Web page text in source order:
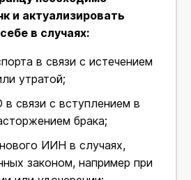
и актуализировать
в случаях:
в связи с истечением
утратой;
связи с вступлением в
брака;
ИИН в случаях,
законом, например при